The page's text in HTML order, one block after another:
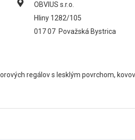
OBVIUS s.r.o.
Hliny 1282/105
017 07 Považská Bystrica
regálov s lesklým povrchom,